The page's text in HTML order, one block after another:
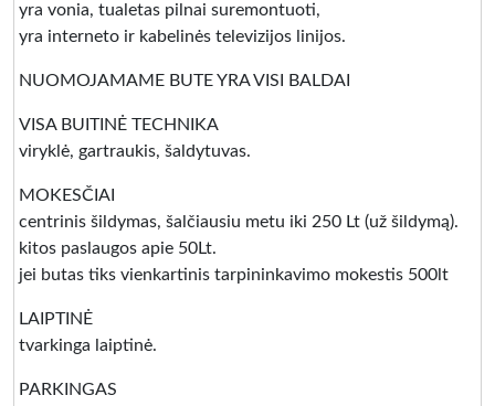
yra vonia, tualetas pilnai suremontuoti,
yra interneto ir kabelinės televizijos linijos.
NUOMOJAMAME BUTE YRA VISI BALDAI
VISA BUITINĖ TECHNIKA
viryklė, gartraukis, šaldytuvas.
MOKESČIAI
centrinis šildymas, šalčiausiu metu iki 250 Lt (už šildymą).
kitos paslaugos apie 50Lt.
jei butas tiks vienkartinis tarpininkavimo mokestis 500lt
LAIPTINĖ
tvarkinga laiptinė.
PARKINGAS